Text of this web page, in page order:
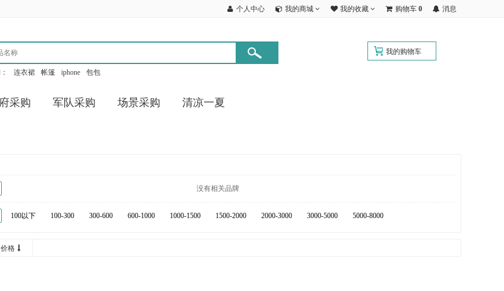
个人中心 我的商城 我的收藏 购物车 0 消息
连衣裙 帐篷 iphone 包包
我的购物车
采购 军队采购 场景采购 清凉一夏
没有相关品牌
100以下 100-300 300-600 600-1000 1000-1500 1500-2000 2000-3000 3000-5000 5000-8000
价格